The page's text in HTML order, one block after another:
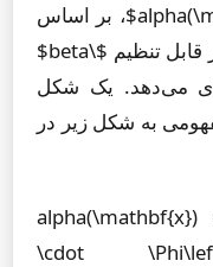
تابع کسب پیشنهادی، $\alpha(\mathbf{x})$، بر اساس
مفهوم بهبود بنا شده اما یک پارامتر قابل تنظیم $\beta$
می‌دهد. یک شکل
به شکل زیر در
\cdot